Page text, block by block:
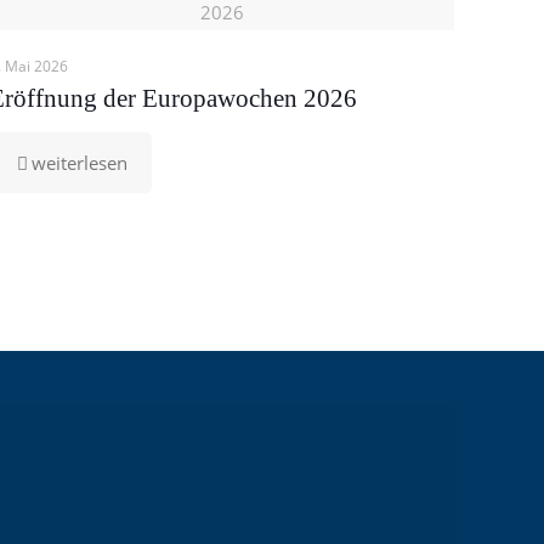
2026
Mai 2026
der Europawochen 2026
weiterlesen